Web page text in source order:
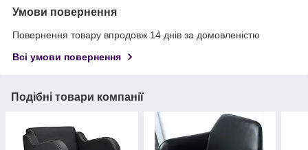
Умови повернення
Повернення товару впродовж 14 днів за домовленістю
Всі умови повернення
Подібні товари компанії